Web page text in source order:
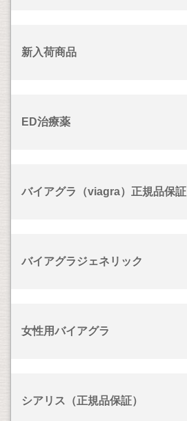
新入荷商品
ED治療薬
バイアグラ（viagra）正規品保証
バイアグラジェネリック
女性用バイアグラ
シアリス（正規品保証）